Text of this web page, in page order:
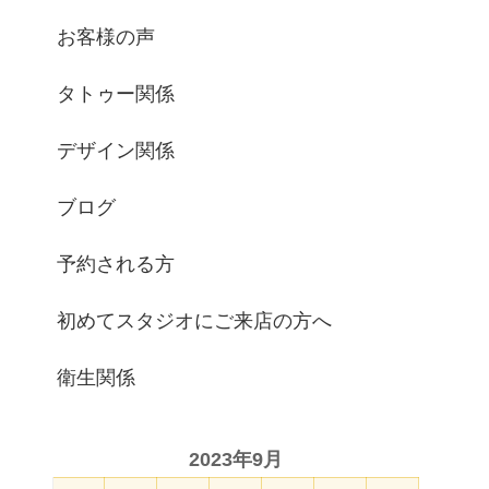
お客様の声
タトゥー関係
デザイン関係
ブログ
予約される方
初めてスタジオにご来店の方へ
衛生関係
2023年9月